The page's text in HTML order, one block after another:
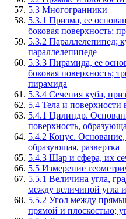
5.3 Многогранники
5.3.1 Призма, ее
боковая поверхность;
5.3.2 Параллелепипед;
параллелепипеде
5.3.3 Пирамида, ее
боковая поверхность;
пирамида
5.3.4 Сечения куба,
5.4 Тела и поверхности
5.4.1 Цилиндр.
поверхность,
5.4.2 Конус. Основание,
образующая, развертка
5.4.3 Шар и сфера, их
5.5 Измерение
5.5.1 Величина угла,
между величиной угла
5.5.2 Угол между
прямой и плоскостью;